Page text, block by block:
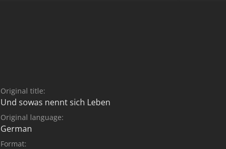
Original title:
Und sowas nennt sich Leben
Original language:
German
Format: